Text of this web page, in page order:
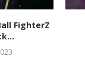
FighterZ